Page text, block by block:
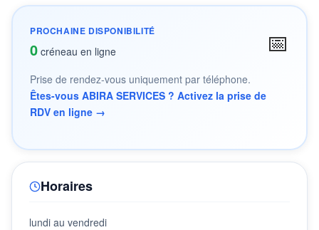
PROCHAINE DISPONIBILITÉ
0 créneau en ligne 📅
Prise de rendez-vous uniquement par téléphone.
Êtes-vous ABIRA SERVICES ? Activez la prise de
RDV en ligne →
Horaires
lundi au vendredi